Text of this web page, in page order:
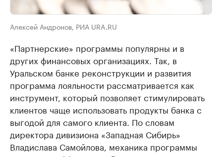
Алексей Андронов, РИА URA.RU
«Партнерские» программы популярны и в
других финансовых организациях. Так, в
Уральском банке реконструкции и развития
программа лояльности рассматривается как
инструмент, который позволяет стимулировать
клиентов чаще использовать продукты банка с
выгодой для самого клиента. По словам
директора дивизиона «Западная Сибирь»
Владислава Самойлова, механика программы